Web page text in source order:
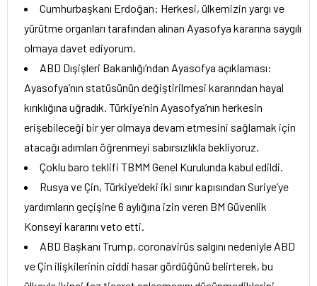
Cumhurbaşkanı Erdoğan: Herkesi, ülkemizin yargı ve
yürütme organları tarafından alınan Ayasofya kararına saygılı
olmaya davet ediyorum.
ABD Dışişleri Bakanlığı’ndan Ayasofya açıklaması:
Ayasofya’nın statüsünün değiştirilmesi kararından hayal
kırıklığına uğradık. Türkiye’nin Ayasofya’nın herkesin
erişebileceği bir yer olmaya devam etmesini sağlamak için
atacağı adımları öğrenmeyi sabırsızlıkla bekliyoruz.
Çoklu baro teklifi TBMM Genel Kurulunda kabul edildi.
Rusya ve Çin, Türkiye’deki iki sınır kapısından Suriye’ye
yardımların geçişine 6 aylığına izin veren BM Güvenlik
Konseyi kararını veto etti.
ABD Başkanı Trump, coronavirüs salgını nedeniyle ABD
ve Çin ilişkilerinin ciddi hasar gördüğünü belirterek, bu